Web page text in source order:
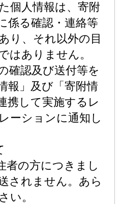
個人情報は、寄附
係る確認・連絡等
り、それ以外の目
はありません。
確認及び送付等を
報」及び「寄附情
携して実施するレ
ーションに通知し
者の方につきまし
されません。あら
い。